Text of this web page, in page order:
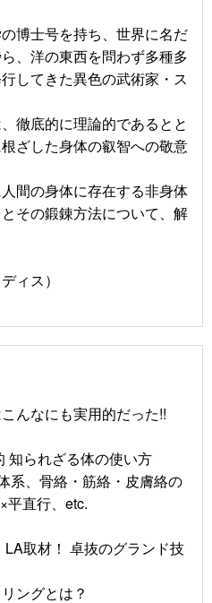
博士号を持ち、世界に名だ
、洋の東西を問わず多種多
してきた異色の武術家・ス
徹底的に理論的であるとと
ざした身体の叡智への敬意
間の身体に存在する非身体
その鍛錬方法について、解
ィス）
んなにも実用的だった!!
知られざる体の使い方
系、骨絡・筋絡・皮膚絡の
平直行、etc.
LA取材！ 卓抜のグランド技
ングとは？